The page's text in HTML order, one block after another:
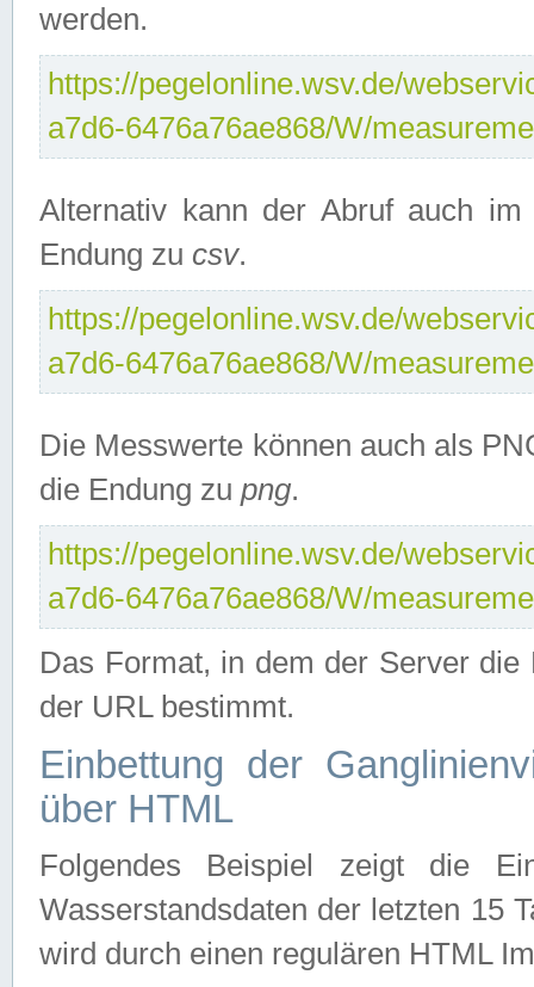
werden.
https://pegelonline.wsv.de/
a7d6-6476a76ae868/W/
Alternativ kann der Abruf auch
Endung zu csv.
https://pegelonline.wsv.de/
a7d6-6476a76ae868/W/
Die Messwerte können auch als
die Endung zu png.
https://pegelonline.wsv.de/
a7d6-6476a76ae868/W/
Das Format, in dem der Server
der URL bestimmt.
Einbettung der
über HTML
Folgendes Beispiel zeigt die
Wasserstandsdaten der letzten 15
wird durch einen regulären HTML